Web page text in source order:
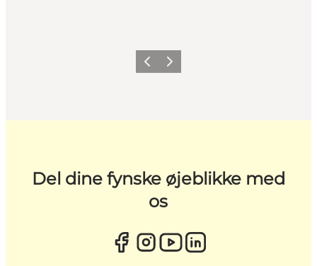
ForrigeNæste
Del dine fynske øjeblikke med
os